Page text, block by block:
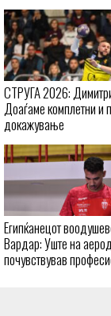
СТРУГА 2026:
Доаѓаме комплетни и
докажување
Египќанецот
Вардар: Уште на
почувствував